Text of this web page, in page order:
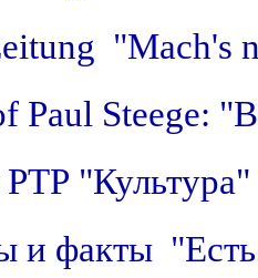
"Mach's
Paul Steege:
РТР
и факты